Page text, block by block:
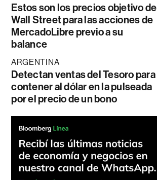
Estos son los precios objetivo de
Wall Street para las acciones de
MercadoLibre previo a su
balance
ARGENTINA
Detectan ventas del Tesoro para
contener al dólar en la pulseada
por el precio de un bono